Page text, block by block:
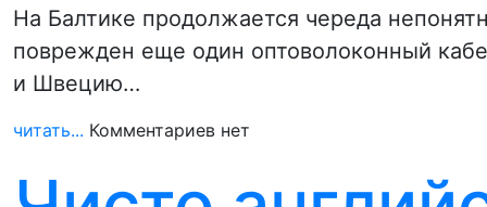
На Балтике продолжается череда
поврежден еще один оптоволоконный
и Швецию…
читать... Комментариев нет